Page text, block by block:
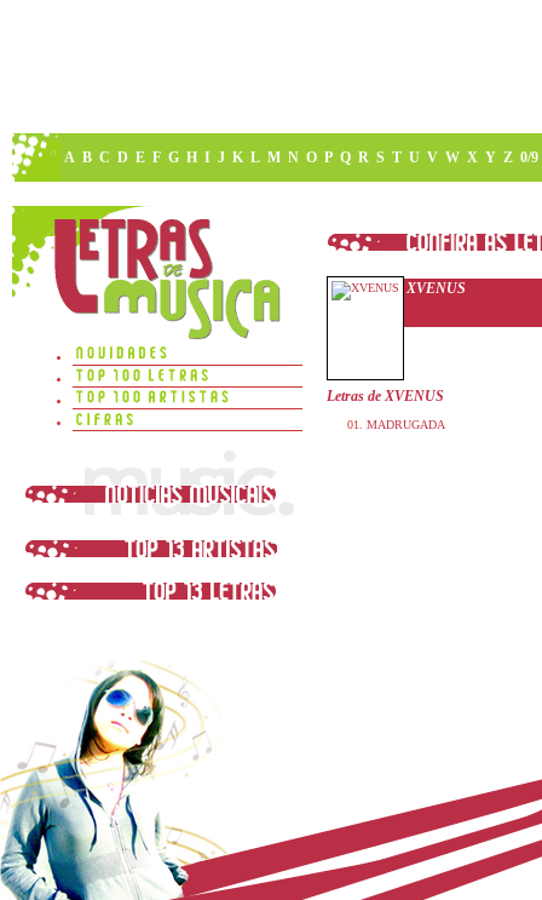
A B C D E F G H I J K L M N O P Q R S T U V W X Y Z 0/9
XVENUS
Letras de XVENUS
MADRUGADA